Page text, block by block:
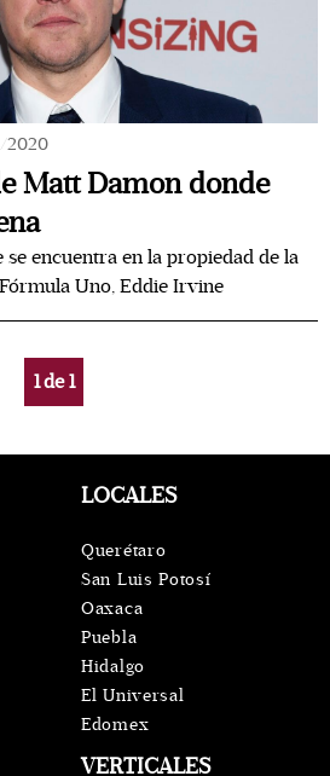
2020
Matt Damon donde
encuentra en la propiedad de la
Uno, Eddie Irvine
1de1
VERTICALES
LOCALES
Querétaro
San Luis Potosí
Oaxaca
Puebla
Hidalgo
El Universal
Edomex